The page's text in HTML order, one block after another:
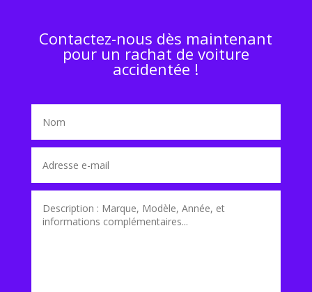
Contactez-nous dès maintenant
pour un rachat de voiture
accidentée !